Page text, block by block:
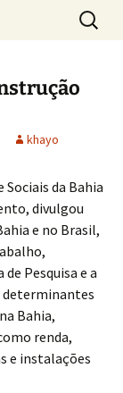
por:
khayo
da Bahia
divulgou
e no Brasil,
Pesquisa e a
determinantes
Bahia,
renda,
e instalações